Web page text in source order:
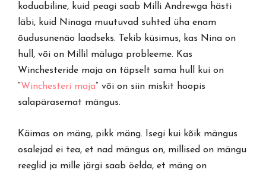
koduabiline, kuid peagi saab Milli Andrewga hästi
läbi, kuid Ninaga muutuvad suhted üha enam
õudusunenäo laadseks. Tekib küsimus, kas Nina on
hull, või on Millil mäluga probleeme. Kas
Winchesteride maja on täpselt sama hull kui on
“Winchesteri maja” või on siin miskit hoopis
salapärasemat mängus.
Käimas on mäng, pikk mäng. Isegi kui kõik mängus
osalejad ei tea, et nad mängus on, millised on mängu
reeglid ja mille järgi saab öelda, et mäng on